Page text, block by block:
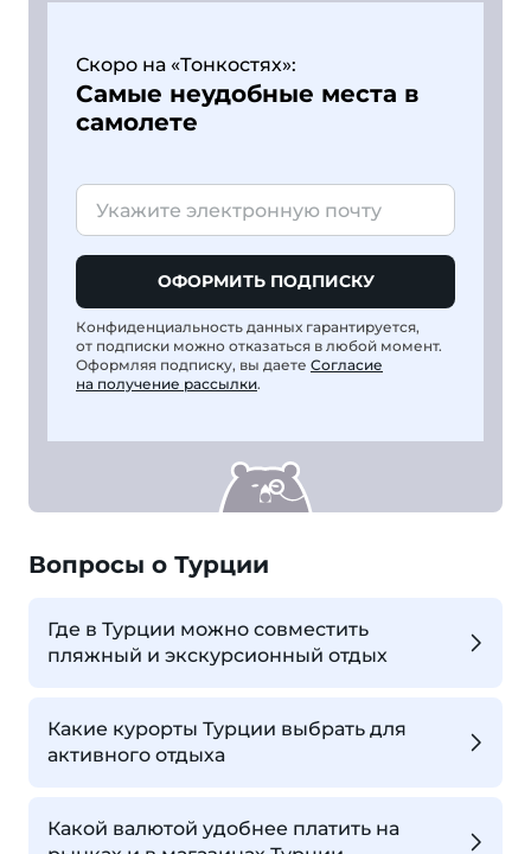
Скоро на «Тонкостях»:
Самые неудобные места в
самолете
ОФОРМИТЬ ПОДПИСКУ
Конфиденциальность данных гарантируется,
от подписки можно отказаться в любой момент.
Оформляя подписку, вы даете Согласие
на получение рассылки.
Вопросы о Турции
Где в Турции можно совместить
пляжный и экскурсионный отдых
Какие курорты Турции выбрать для
активного отдыха
Какой валютой удобнее платить на